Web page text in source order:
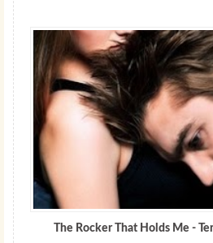
The Rocker That Holds Me -